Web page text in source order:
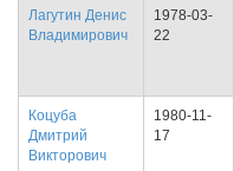
Лагутин Денис
Владимирович
1978-03-
22
Коцуба
Дмитрий
Викторович
1980-11-
17